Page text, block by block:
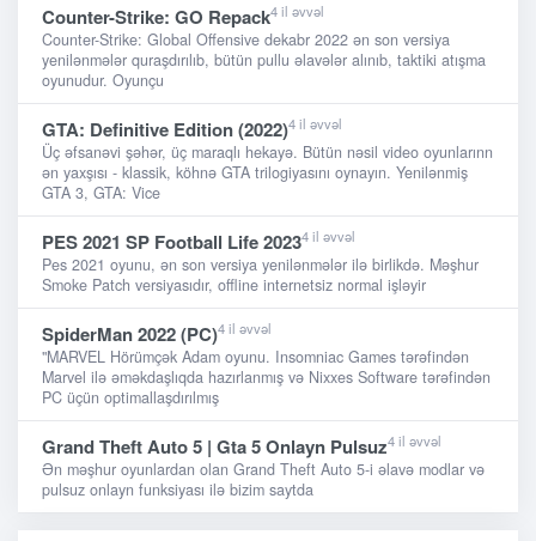
Counter-Strike: GO Repack4 il əvvəl
Counter-Strike: Global Offensive dekabr 2022 ən son versiya
yenilənmələr quraşdırılıb, bütün pullu əlavələr alınıb, taktiki atışma
oyunudur. Oyunçu
GTA: Definitive Edition (2022)4 il əvvəl
Üç əfsanəvi şəhər, üç maraqlı hekayə. Bütün nəsil video oyunlarınn
ən yaxşısı - klassik, köhnə GTA trilogiyasını oynayın. Yenilənmiş
GTA 3, GTA: Vice
PES 2021 SP Football Life 20234 il əvvəl
Pes 2021 oyunu, ən son versiya yenilənmələr ilə birlikdə. Məşhur
Smoke Patch versiyasıdır, offline internetsiz normal işləyir
SpiderMan 2022 (PC)4 il əvvəl
"MARVEL Hörümçək Adam oyunu. Insomniac Games tərəfindən
Marvel ilə əməkdaşlıqda hazırlanmış və Nixxes Software tərəfindən
PC üçün optimallaşdırılmış
Grand Theft Auto 5 | Gta 5 Onlayn Pulsuz4 il əvvəl
Ən məşhur oyunlardan olan Grand Theft Auto 5-i əlavə modlar və
pulsuz onlayn funksiyası ilə bizim saytda